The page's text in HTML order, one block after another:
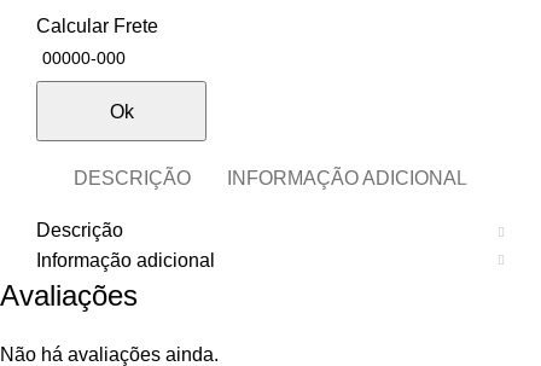
Calcular Frete
Ok
DESCRIÇÃO INFORMAÇÃO ADICIONAL
Descrição
Informação adicional
Avaliações
Não há avaliações ainda.